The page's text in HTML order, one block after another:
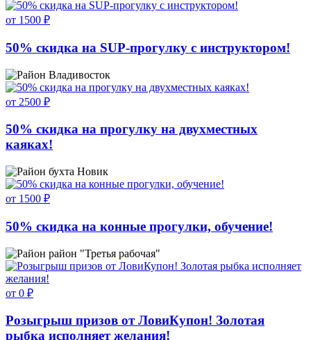
от 1500 ₽
50% скидка на SUP-прогулку c инструктором!
Владивосток
от 2500 ₽
50% скидка на прогулку на двухместных
каяках!
бухта Новик
от 1500 ₽
50% скидка на конные прогулки, обучение!
район "Третья рабочая"
от 0 ₽
Розыгрыш призов от ЛовиКупон! Золотая
рыбка исполняет желания!